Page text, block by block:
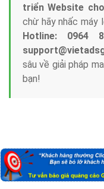
triển Website
chừ hãy nhấc máy
Hotline: 0964
sâu về giải pháp
bạn!